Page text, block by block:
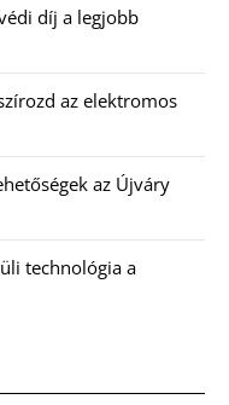
díj a legjobb
az elektromos
az Újváry
technológia a